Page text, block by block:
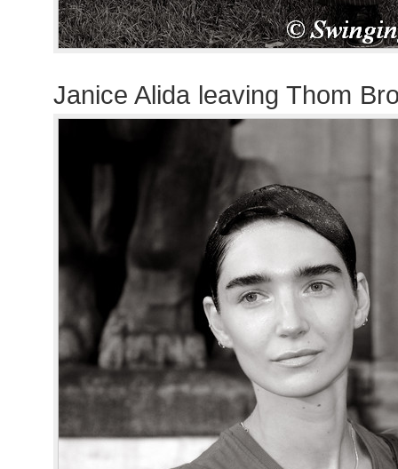
Janice Alida leaving Thom